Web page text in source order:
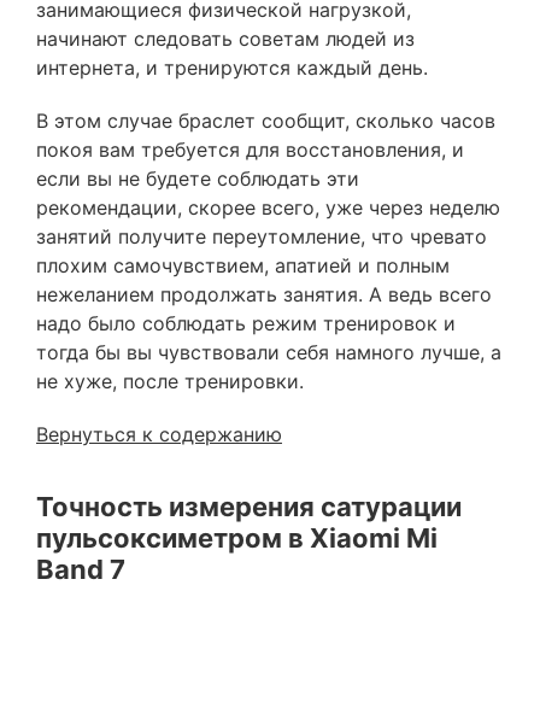
занимающиеся физической нагрузкой,
начинают следовать советам людей из
интернета, и тренируются каждый день.
В этом случае браслет сообщит, сколько часов
покоя вам требуется для восстановления, и
если вы не будете соблюдать эти
рекомендации, скорее всего, уже через неделю
занятий получите переутомление, что чревато
плохим самочувствием, апатией и полным
нежеланием продолжать занятия. А ведь всего
надо было соблюдать режим тренировок и
тогда бы вы чувствовали себя намного лучше, а
не хуже, после тренировки.
Вернуться к содержанию
Точность измерения сатурации
пульсоксиметром в Xiaomi Mi
Band 7